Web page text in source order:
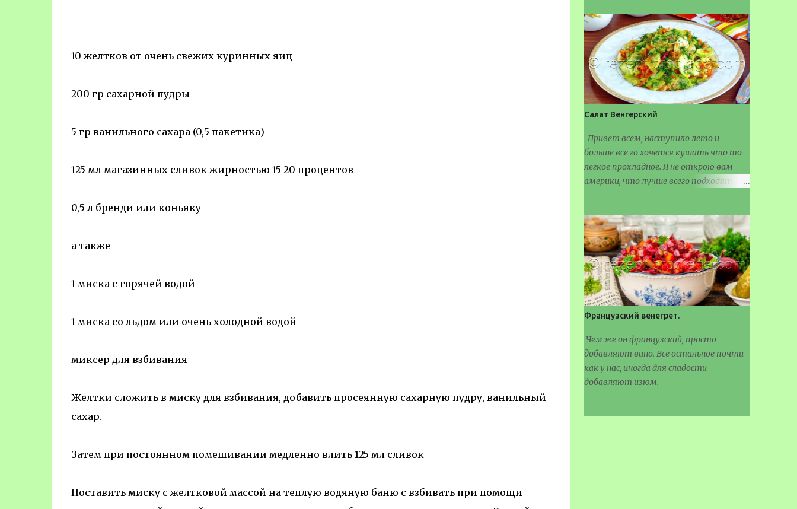
10 желтков от очень свежих куринных яиц
200 гр сахарной пудры
5 гр ванильного сахара (0,5 пакетика)
125 мл магазинных сливок жирностью 15-20 процентов
0,5 л бренди или коньяку
а также
1 миска с горячей водой
1 миска со льдом или очень холодной водой
миксер для взбивания
Желтки сложить в миску для взбивания, добавить просеянную сахарную пудру, ванильный
сахар.
Затем при постоянном помешивании медленно влить 125 мл сливок
Поставить миску с желтковой массой на теплую водяную баню с взбивать при помощи
Салат Венгерский
Привет всем, наступило лето и
больше все го хочется кушать что то
легкое прохладное. Я не открою вам
америки, что лучше всего подходят
Французский венегрет.
Чем же он французский, просто
добавляют вино. Все остальное почти
как у нас, иногда для сладости
добавляют изюм.